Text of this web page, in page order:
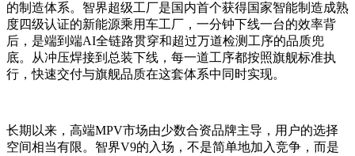
的制造体系。智界超级工厂是国内首个获得国家智能制造成熟
度四级认证的新能源乘用车工厂，一分钟下线一台的效率背
后，是端到端AI全链路贯穿和超过万道检测工序的品质兜
底。从冲压焊接到总装下线，每一道工序都按照旗舰标准执
行，快速交付与旗舰品质在这套体系中同时实现。
长期以来，高端MPV市场由少数合资品牌主导，用户的选择
空间相当有限。智界V9的入场，不是简单地加入竞争，而是